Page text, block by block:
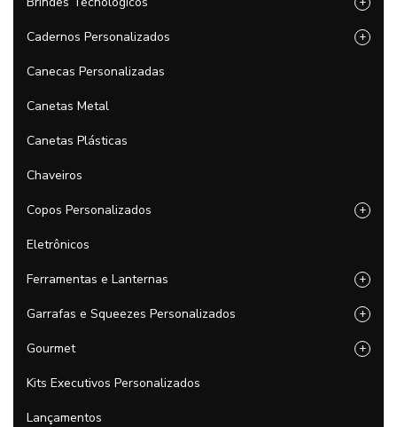
Cadernos Personalizados +
Canecas Personalizadas
Canetas Metal
Canetas Plásticas
Chaveiros
Copos Personalizados +
Eletrônicos
Ferramentas e Lanternas +
Garrafas e Squeezes Personalizados +
Gourmet +
Kits Executivos Personalizados
Lançamentos